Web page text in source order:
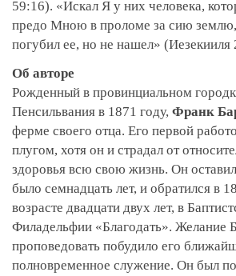
59:16). «Искал Я у них человека,
предо Мною в проломе за сию
погубил ее, но не нашел» (Иезекииля
Об авторе
Рожденный в провинциальном
Пенсильвания в 1871 году, Франк
ферме своего отца. Его первой
плугом, хотя он и страдал от
здоровья всю свою жизнь. Он
было семнадцать лет, и обратился в
возрасте двадцати двух лет, в
Филадельфии «Благодать». Желание
проповедовать побудило его
полновременное служение. Он был